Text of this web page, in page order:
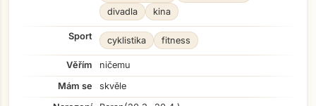
divadla
kina
Sport cyklistika fitness
Věřím
ničemu
Mám se
skvěle